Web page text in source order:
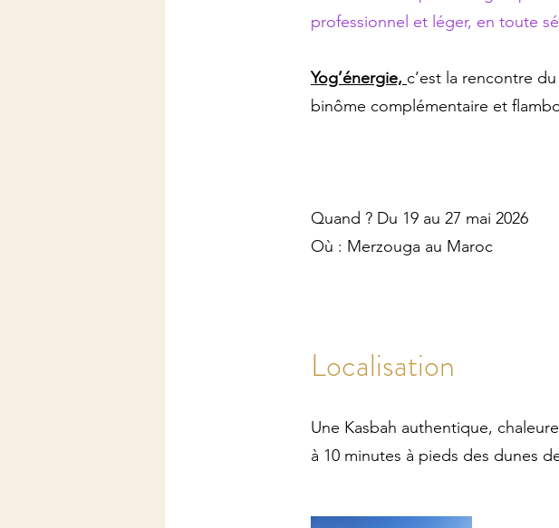
professionnel et léger, en toute
Yog’énergie, c’est la rencontre
binôme complémentaire et
Quand ? Du 19 au 27 mai 2026
Où : Merzouga au Maroc
Localisation
​Une Kasbah authentique,
à 10 minutes à pieds des dunes